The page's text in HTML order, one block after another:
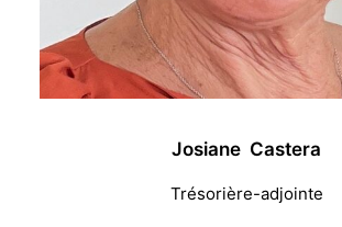
Josiane Castera
Trésorière-adjointe